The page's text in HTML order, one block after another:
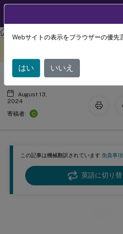
Session Recording Session
この記事は機械翻訳されています.免責事項
英語に切り替
サードパーティ製品
August 13,
2024
寄稿者:
C
Webサイトの表示をブラウザーの優先
はい いいえ